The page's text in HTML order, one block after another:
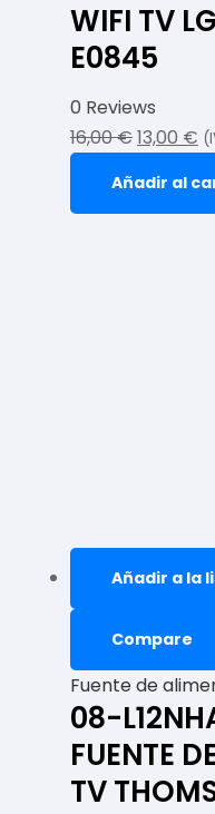
WIFI TV
E0845
0 Reviews
16,00€13,00 €
Añadir al
Añadir a la
Compare
Fuente de
08-
FUENTE
TV